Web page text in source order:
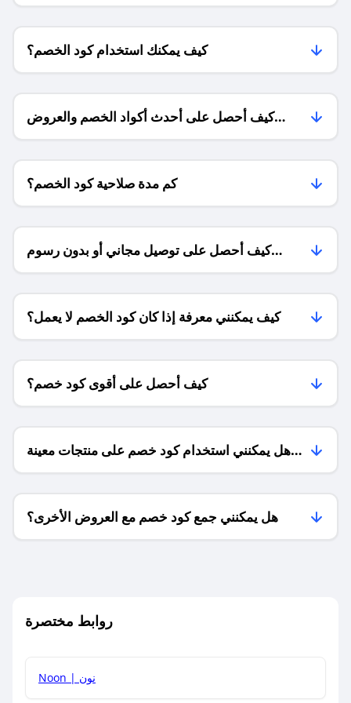
كيف يمكنك استخدام كود الخصم؟
كيف أحصل على أحدث أكواد الخصم والعروض
للمتاجر؟
كم مدة صلاحية كود الخصم؟
كيف أحصل على توصيل مجاني أو بدون رسوم
الشحن ؟
كيف يمكنني معرفة إذا كان كود الخصم لا يعمل؟
كيف أحصل على أقوى كود خصم؟
هل يمكنني استخدام كود خصم على منتجات معينة
فقط؟
هل يمكنني جمع كود خصم مع العروض الأخرى؟
روابط مختصرة
Noon | نون